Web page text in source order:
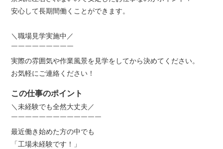
安心して長期間働くことができます。
＼職場見学実施中／
￣￣￣￣￣￣￣￣￣
実際の雰囲気や作業風景を見学をしてから決めてください。
お気軽にご連絡ください！
この仕事のポイント
＼未経験でも全然大丈夫／
￣￣￣￣￣￣￣￣￣￣￣￣￣
最近働き始めた方の中でも
「工場未経験です！」